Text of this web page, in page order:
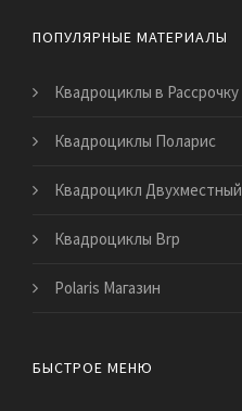
ПОПУЛЯРНЫЕ МАТЕРИАЛЫ
Квадроциклы в Рассрочку
Квадроциклы Поларис
Квадроцикл Двухместный
Квадроциклы Brp
Polaris Магазин
БЫСТРОЕ МЕНЮ